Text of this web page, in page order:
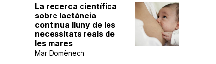
La recerca científica
sobre lactància
continua lluny de les
necessitats reals de
les mares
Mar Domènech